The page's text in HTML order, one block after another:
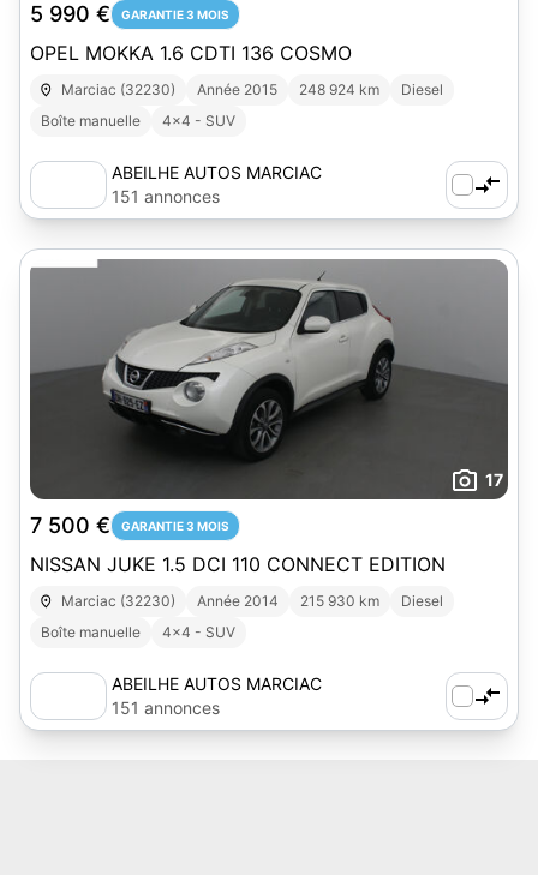
5 990 € GARANTIE 3 MOIS
OPEL MOKKA 1.6 CDTI 136 COSMO
Marciac (32230) Année 2015 248 924 km
Diesel
Boîte manuelle
4x4 - SUV
ABEILHE AUTOS MARCIAC
151 annonces
17
7 500 € GARANTIE 3 MOIS
NISSAN JUKE 1.5 DCI 110 CONNECT EDITION
Marciac (32230) Année 2014 215 930 km
Diesel
Boîte manuelle
4x4 - SUV
ABEILHE AUTOS MARCIAC
151 annonces